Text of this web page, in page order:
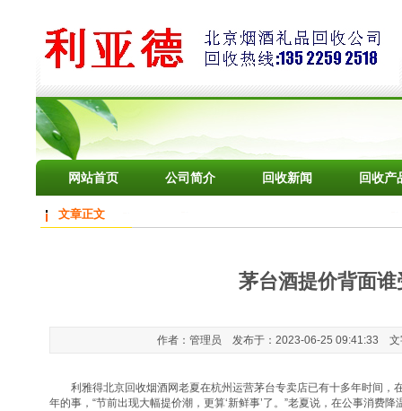
网站首页 公司简介 回收新闻 回收产
文章正文
茅台酒提价背面谁
作者：管理员 发布于：2023-06-25 09:41:33 文
利雅得北京回收烟酒网老夏在杭州运营茅台专卖店已有十多年时间，
年的事，“节前出现大幅提价潮，更算‘新鲜事’了。”老夏说，在公事消费